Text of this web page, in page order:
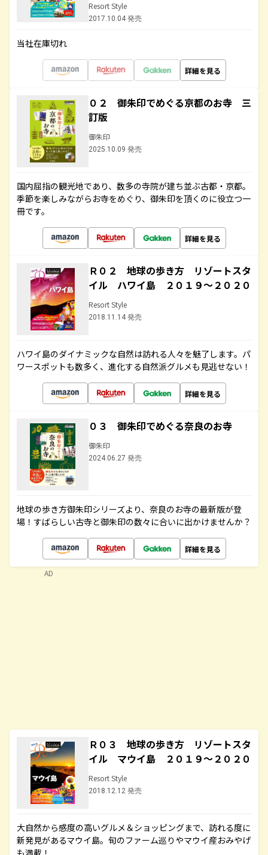
Resort Style
2017.10.04 発売
当社在庫切れ
詳細を見る
０２ 御朱印でめぐる京都のお寺 三
訂版
御朱印
2025.10.09 発売
国内屈指の観光地であり、数多の寺院が建ち並ぶ古都・京都。
季節を楽しみながらお寺をめぐり、御朱印を頂くのに役立つ一
冊です。
詳細を見る
Ｒ０２ 地球の歩き方 リゾートスタ
イル ハワイ島 ２０１９～２０２０
Resort Style
2018.11.14 発売
ハワイ島のダイナミックな自然は訪れる人々を魅了します。パ
ワースポットも数多く、進化する自然派グルメも見逃せない！
詳細を見る
０３ 御朱印でめぐる奈良のお寺
御朱印
2024.06.27 発売
地球の歩き方御朱印シリーズより、奈良のお寺の最新版が登
場！すばらしい古寺と御朱印の数々に合いに出かけませんか？
詳細を見る
Ｒ０３ 地球の歩き方 リゾートスタ
イル マウイ島 ２０１９～２０２０
Resort Style
2018.12.12 発売
大自然から感度の高いグルメ＆ショッピングまで、訪れる度に
新発見があるマウイ島。旬のファーム巡りやマウイ産おみやげ
も満載！
AD